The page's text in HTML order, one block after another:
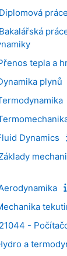
práce
tepla a
plynů
Dynamics
-
a